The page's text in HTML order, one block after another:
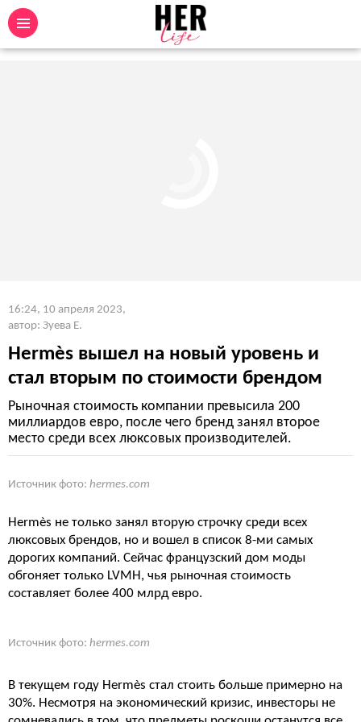
16:24, 10 апреля 2023,
автор: Зуева Е.
Hermès вышел на новый уровень и
стал вторым по стоимости брендом
Рыночная стоимость компании превысила 200
миллиардов евро, после чего бренд занял второе
место среди всех люксовых производителей.
Источник фото: hermes.com
Hermès не только занял вторую строчку среди всех
люксовых брендов, но и вошел в список 8-ми самых
дорогих компаний. Сейчас французский дом моды
обгоняет только LVMH, чья рыночная стоимость
составляет более 400 млрд евро.
Источник фото: hermes.com
В текущем году Hermès стал стоить больше примерно на
30%. Несмотря на экономический кризис, инвесторы не